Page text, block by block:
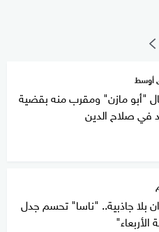
أوسط
"أبو مازن" ومقرب منه بقضية
في صلاح الدين
بلا جاذبية.. "ناسا" تحسم جدل
الأربعاء"